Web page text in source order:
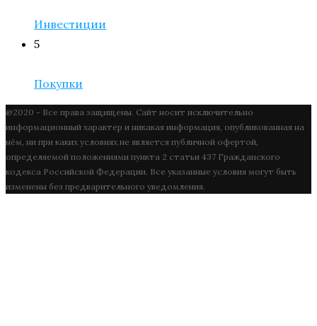
Инвестиции
5
Покупки
@2020 - Все права защищены. Сайт носит исключительно
информационный характер и никакая информация, опубликованная на
нём, ни при каких условиях не является публичной офертой,
определяемой положениями пункта 2 статьи 437 Гражданского
кодекса Российской Федерации. Все указанные условия могут быть
изменены без предварительного уведомления.